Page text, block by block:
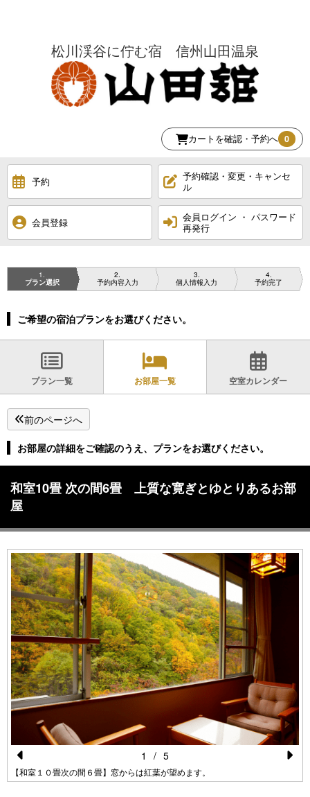
松川渓谷に佇む宿 信州山田温泉
カートを確認・予約へ 0
予約
予約確認・変更・キャンセ
ル
会員登録
会員ログイン ・ パスワード
再発行
1
プラン選択
2
予約内容入力
3
個人情報入力
4
予約完了
ご希望の宿泊プランをお選びください。
プラン一覧 お部屋一覧 空室カレンダー
前のページへ
お部屋の詳細をご確認のうえ、プランをお選びください。
和室10畳 次の間6畳 上質な寛ぎとゆとりあるお部
屋
Pr
【和室１０畳次の間６畳】窓からは紅葉が望めます。
1 / 5